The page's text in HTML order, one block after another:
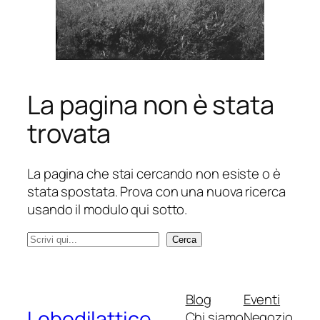
La pagina non è stata
trovata
La pagina che stai cercando non esiste o è
stata spostata. Prova con una nuova ricerca
usando il modulo qui sotto.
C
a
Cerca
Blog
Eventi